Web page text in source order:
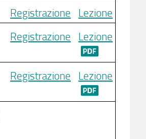
Registrazione Lezione
Registrazione Lezione
Registrazione Lezione